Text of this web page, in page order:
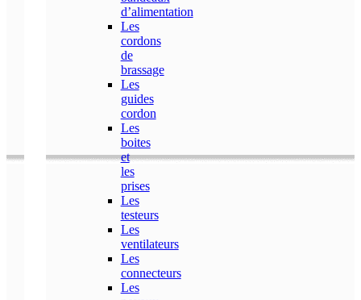
d’alimentation
Les
cordons
de
brassage
Les
guides
cordon
Les
boites
et
les
prises
Les
testeurs
Les
ventilateurs
Les
connecteurs
Les